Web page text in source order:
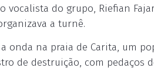
vocalista do grupo, Riefian
a turnê.
onda na praia de Carita, um
de destruição, com pedaços